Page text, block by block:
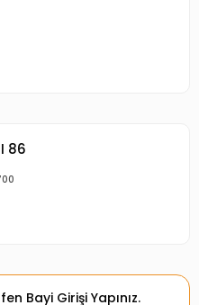
86
Bayi Girişi Yapınız.